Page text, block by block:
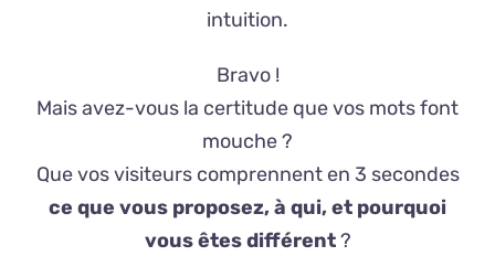
intuition.
Bravo !
Mais avez-vous la certitude que vos mots font
mouche ?
Que vos visiteurs comprennent en 3 secondes
ce que vous proposez, à qui, et pourquoi
vous êtes différent?